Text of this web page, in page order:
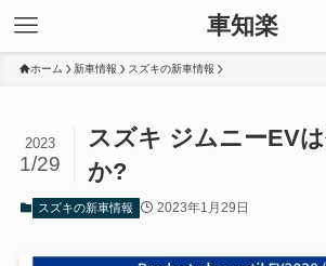
車知楽
ホーム 新車情報 スズキの新車情報
スズキ ジムニーEV
か?
2023
1/29
スズキの新車情報 2023年1月29日